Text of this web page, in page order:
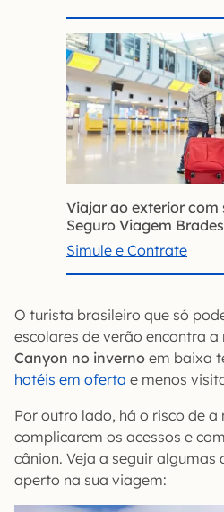
Viajar ao exterior com
Seguro Viagem
Simule e Contrate
O turista brasileiro que só
escolares de verão encontra a
Canyon no inverno em baixa
hotéis em oferta e menos
Por outro lado, há o risco de a
complicarem os acessos e
cânion. Veja a seguir
aperto na sua viagem: